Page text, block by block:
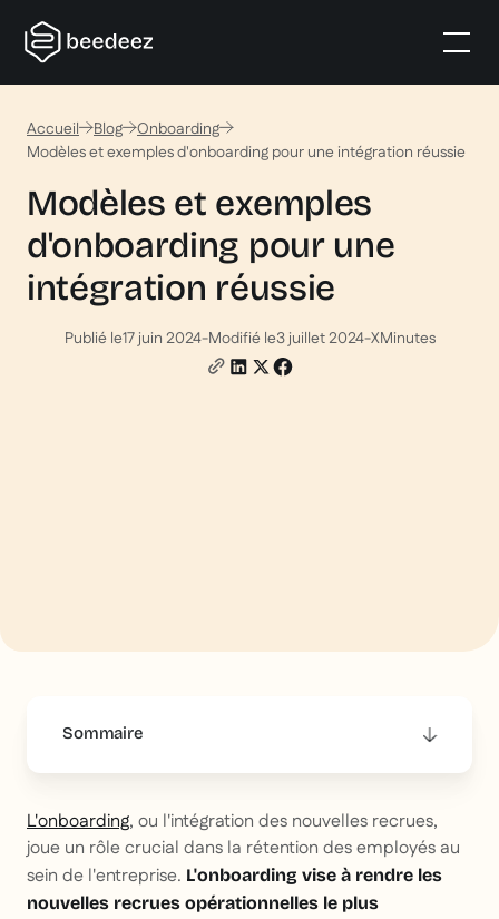
Accueil Blog
Onboarding
Modèles et exemples d'onboarding pour une intégration réussie
Modèles et exemples
d'onboarding pour une
intégration réussie
Publié le17 juin 2024-Modifié le3 juillet 2024-XMinutes
Sommaire
L'onboarding, ou l'intégration des nouvelles recrues,
joue un rôle crucial dans la rétention des employés au
sein de l'entreprise. L'onboarding vise à rendre les
nouvelles recrues opérationnelles le plus